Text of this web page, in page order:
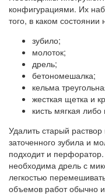
конфигурациями. Их
того, в каком состоянии
зубило;
молоток;
дрель;
бетономешалка;
кельма
жесткая щетка и
кисть мягкая либо
Удалить старый
заточенного зубила и
подходит и перфоратор.
необходима дрель с
легкостью
объемов работ обычно